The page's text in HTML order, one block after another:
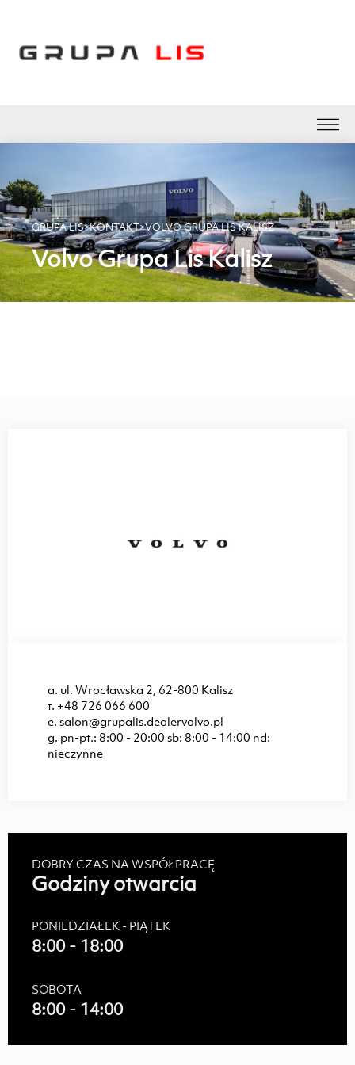
GRUPA LIS>KONTAKT>VOLVO GRUPA LIS KALISZ
Volvo Grupa Lis Kalisz
a. ul. Wrocławska 2, 62-800 Kalisz
t. +48 726 066 600
e. salon@grupalis.dealervolvo.pl
g. pn-pt.: 8:00 - 20:00 sb: 8:00 - 14:00 nd:
nieczynne
DOBRY CZAS NA WSPÓŁPRACĘ
Godziny otwarcia
PONIEDZIAŁEK - PIĄTEK
8:00 - 18:00
SOBOTA
8:00 - 14:00